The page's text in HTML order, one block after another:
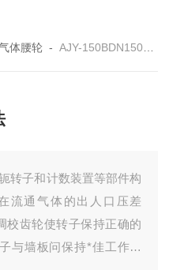
体腰轮 -AJY-150BDN150B罗茨流量计使用方法
转子和计数装置等部件构
流通气体的出人口压差
校齿轮使转子保持正确的
与墙板问保持*佳工作间